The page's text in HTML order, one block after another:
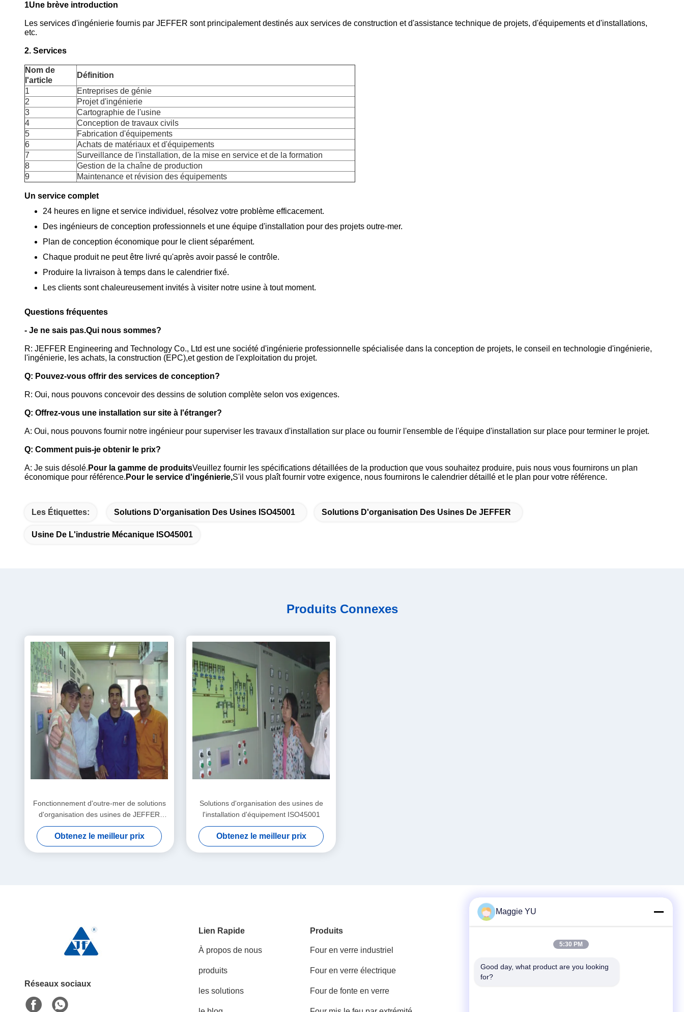
1Une brève introduction
Les services d'ingénierie fournis par JEFFER sont principalement destinés aux services de construction et d'assistance technique de projets, d'équipements et d'installations,
etc.
2. Services
Nom de
l'article
Définition
1
Entreprises de génie
2
Projet d'ingénierie
3
Cartographie de l'usine
4
Conception de travaux civils
5
Fabrication d'équipements
6
Achats de matériaux et d'équipements
7
Surveillance de l'installation, de la mise en service et de la formation
8
Gestion de la chaîne de production
9
Maintenance et révision des équipements
Un service complet
24 heures en ligne et service individuel, résolvez votre problème efficacement.
Des ingénieurs de conception professionnels et une équipe d'installation pour des projets outre-mer.
Plan de conception économique pour le client séparément.
Chaque produit ne peut être livré qu'après avoir passé le contrôle.
Produire la livraison à temps dans le calendrier fixé.
Les clients sont chaleureusement invités à visiter notre usine à tout moment.
Questions fréquentes
- Je ne sais pas.Qui nous sommes?
R: JEFFER Engineering and Technology Co., Ltd est une société d'ingénierie professionnelle spécialisée dans la conception de projets, le conseil en technologie d'ingénierie,
l'ingénierie, les achats, la construction (EPC),et gestion de l'exploitation du projet.
Q: Pouvez-vous offrir des services de conception?
R: Oui, nous pouvons concevoir des dessins de solution complète selon vos exigences.
Q: Offrez-vous une installation sur site à l'étranger?
A: Oui, nous pouvons fournir notre ingénieur pour superviser les travaux d'installation sur place ou fournir l'ensemble de l'équipe d'installation sur place pour terminer le projet.
Q: Comment puis-je obtenir le prix?
A: Je suis désolé. Pour la gamme de produitsVeuillez fournir les spécifications détaillées de la production que vous souhaitez produire, puis nous vous fournirons un plan
économique pour référence. Pour le service d'ingénierie,S'il vous plaît fournir votre exigence, nous fournirons le calendrier détaillé et le plan pour votre référence.
Les Étiquettes: Solutions D'organisation Des Usines ISO45001 Solutions D'organisation Des Usines De JEFFER
Usine De L'industrie Mécanique ISO45001
Produits Connexes
Fonctionnement d'outre-mer de solutions
d'organisation des usines de JEFFER
ISO45001
Obtenez le meilleur prix
Solutions d'organisation des usines de
l'installation d'équipement ISO45001
Obtenez le meilleur prix
Réseaux sociaux
Lien Rapide
À propos de nous
produits
les solutions
Produits
Four en verre industriel
Four en verre électrique
Four de fonte en verre
+86-23-6775-9464
Maggie YU
5:30 PM
Good day, what product are you looking
for?